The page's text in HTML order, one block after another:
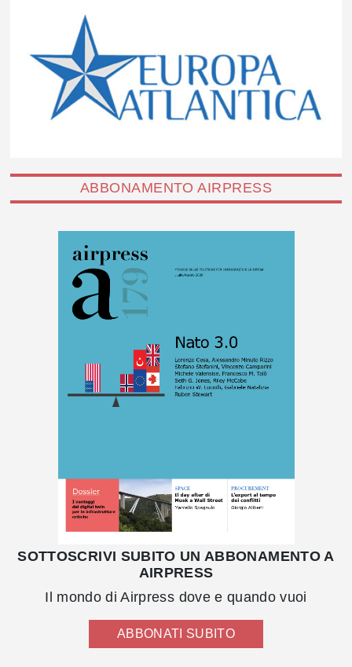
ABBONAMENTO AIRPRESS
SOTTOSCRIVI SUBITO UN ABBONAMENTO A
AIRPRESS
Il mondo di Airpress dove e quando vuoi
ABBONATI SUBITO